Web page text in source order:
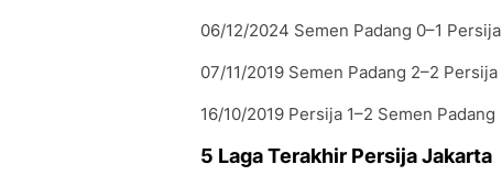
06/12/2024 Semen Padang 0–1 Persija
07/11/2019 Semen Padang 2–2 Persija
16/10/2019 Persija 1–2 Semen Padang
5 Laga Terakhir Persija Jakarta